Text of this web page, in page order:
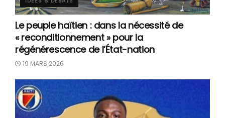
Le peuple haïtien : dans la nécessité de
« reconditionnement » pour la
régénérescence de l’État-nation
19 MARS 2026